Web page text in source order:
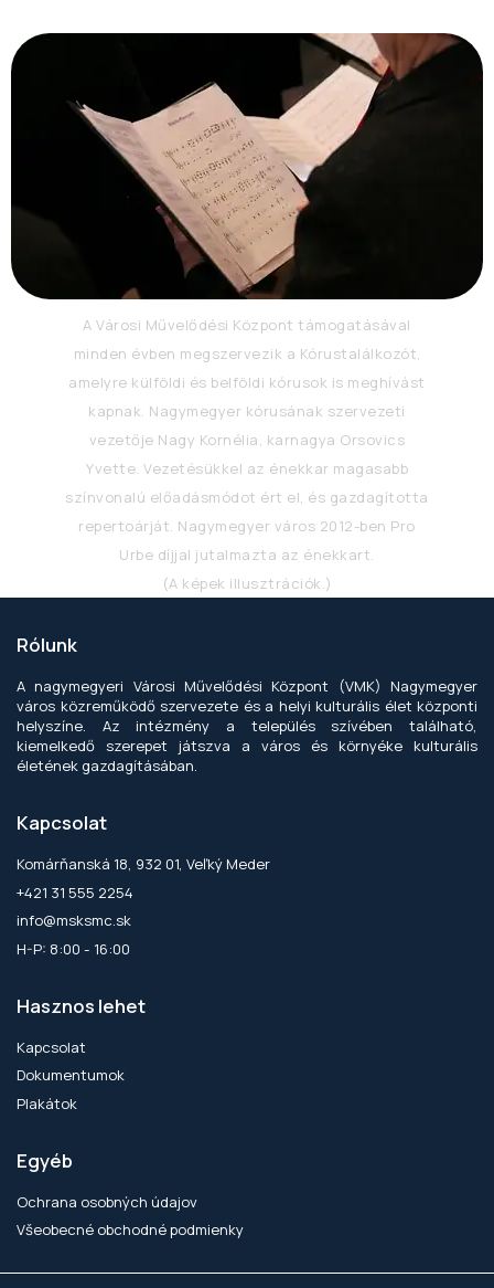
A Városi Művelődési Központ támogatásával
minden évben megszervezik a Kórustalálkozót,
amelyre külföldi és belföldi kórusok is meghívást
kapnak. Nagymegyer kórusának szervezeti
vezetője Nagy Kornélia, karnagya Orsovics
Yvette. Vezetésükkel az énekkar magasabb
színvonalú előadásmódot ért el, és gazdagította
repertoárját. Nagymegyer város 2012-ben Pro
Urbe díjjal jutalmazta az énekkart.
(A képek illusztrációk.)
Rólunk
A nagymegyeri Városi Művelődési Központ (VMK) Nagymegyer
város közreműködő szervezete és a helyi kulturális élet központi
helyszíne. Az intézmény a település szívében található,
kiemelkedő szerepet játszva a város és környéke kulturális
életének gazdagításában.
Kapcsolat
Komárňanská 18, 932 01, Veľký Meder
+421 31 555 2254
info@msksmc.sk
H-P: 8:00 - 16:00
Hasznos lehet
Kapcsolat
Dokumentumok
Plakátok
Egyéb
Ochrana osobných údajov
Všeobecné obchodné podmienky